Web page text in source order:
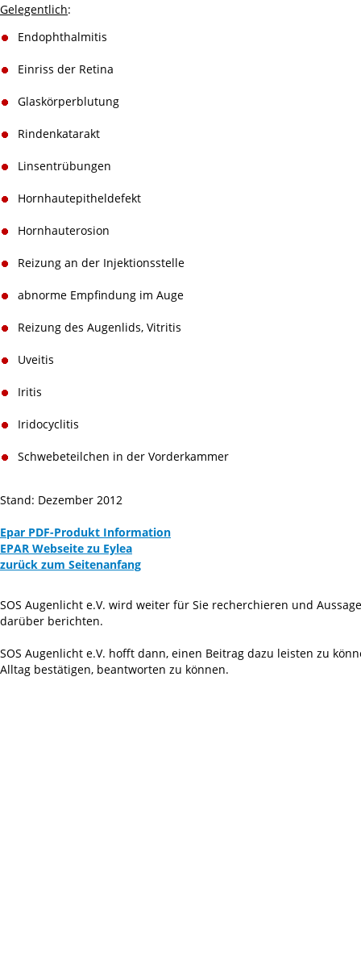
Gelegentlich:
Endophthalmitis
Einriss der Retina
Glaskörperblutung
Rindenkatarakt
Linsentrübungen
Hornhautepitheldefekt
Hornhauterosion
Reizung an der Injektionsstelle
abnorme Empfindung im Auge
Reizung des Augenlids, Vitritis
Uveitis
Iritis
Iridocyclitis
Schwebeteilchen in der Vorderkammer
Stand: Dezember 2012
Epar PDF-Produkt Information
EPAR Webseite zu Eylea
zurück zum Seitenanfang
SOS Augenlicht e.V. wird weiter für Sie recherchieren und
darüber berichten.
SOS Augenlicht e.V. hofft dann, einen Beitrag dazu leisten zu
Alltag bestätigen, beantworten zu können.